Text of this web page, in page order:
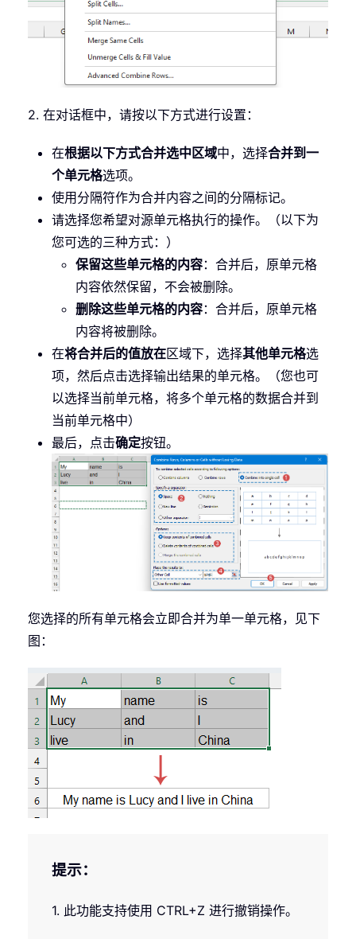
2. 在对话框中，请按以下方式进行设置：
在根据以下方式合并选中区域中，选择合并到一
个单元格选项。
使用分隔符作为合并内容之间的分隔标记。
请选择您希望对源单元格执行的操作。（以下为
您可选的三种方式：）
保留这些单元格的内容：合并后，原单元格
内容依然保留，不会被删除。
删除这些单元格的内容：合并后，原单元格
内容将被删除。
在将合并后的值放在区域下，选择其他单元格选
项，然后点击选择输出结果的单元格。（您也可
以选择当前单元格，将多个单元格的数据合并到
当前单元格中）
最后，点击确定按钮。
您选择的所有单元格会立即合并为单一单元格，见下
图：
提示：
1. 此功能支持使用 CTRL+Z 进行撤销操作。